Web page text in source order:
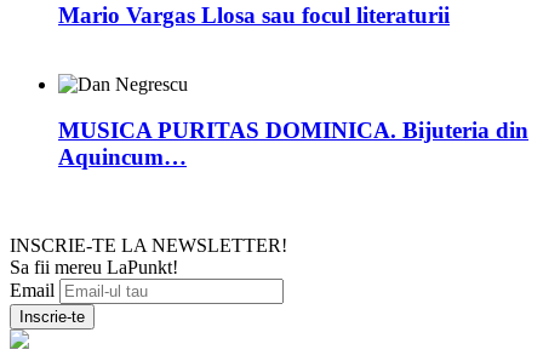
Mario Vargas Llosa sau focul literaturii
MUSICA PURITAS DOMINICA. Bijuteria din
Aquincum…
INSCRIE-TE LA NEWSLETTER!
Sa fii mereu LaPunkt!
Email